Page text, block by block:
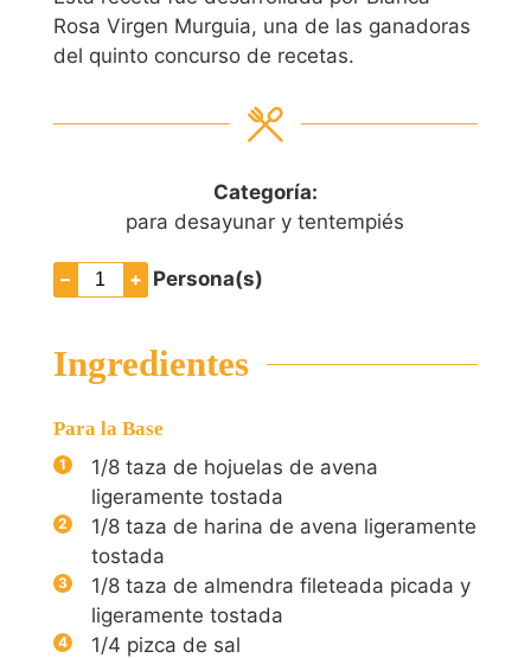
Rosa Virgen Murguia, una de las ganadoras
del quinto concurso de recetas.
Categoría:
para desayunar y tentempiés
– + Persona(s)
Ingredientes
Para la Base
1/8 taza de hojuelas de avena
ligeramente tostada
1/8 taza de harina de avena ligeramente
tostada
1/8 taza de almendra fileteada picada y
ligeramente tostada
1/4 pizca de sal